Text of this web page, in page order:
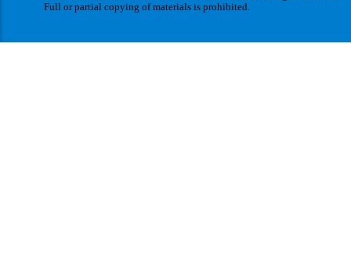
Full or partial copying of materials is prohibited.